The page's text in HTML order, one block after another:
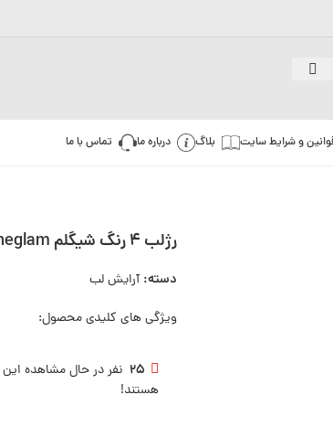
و شرایط سایت بلاگ درباره ما تماس با ما
رژلب 4 رنگ شیگلم sheglam
دسته: آرایش لب
ویژگی های کلیدی محصول:
25 نفر در حال مشاهده
هستند!